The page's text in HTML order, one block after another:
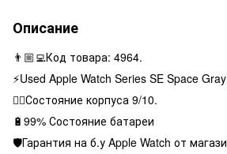
Описание
👨🏼‍💻Код товара: 4964.
⚡️Used Apple Watch Series SE Space
👌🏻Состояние корпуса 9/10.
🔋99% Состояние батареи
🛡Гарантия на б.у Apple Watch от